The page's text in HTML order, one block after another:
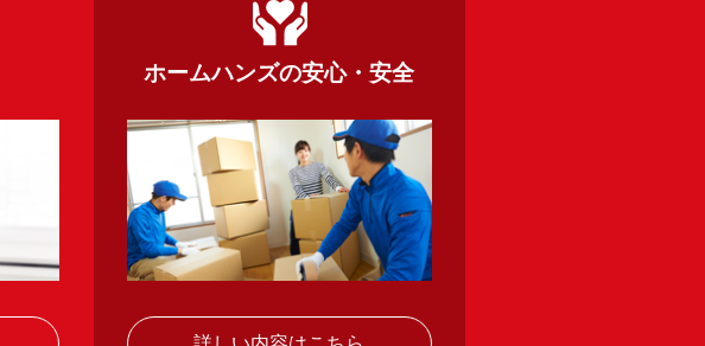
ホームハンズの安心・安全